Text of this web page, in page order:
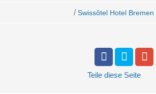
/ Swissôtel Hotel Bremen
Teile diese Seite